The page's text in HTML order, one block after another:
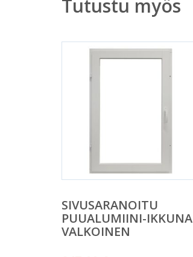
Tutustu myös
SIVUSARANOITU
PUUALUMIINI-IKKUNA
VALKOINEN